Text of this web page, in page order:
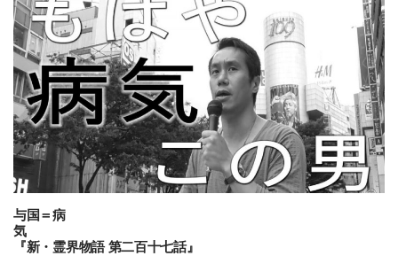
与国＝病
気
『新・霊界物語 第二百十七話』